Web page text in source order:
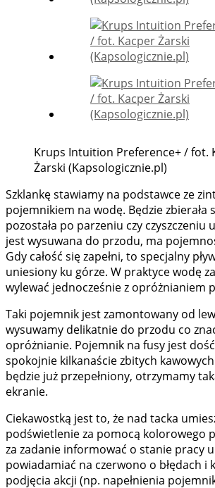
Krups Intuition Preference+ / fot.
Żarski (Kapsologicznie.pl)
Szklankę stawiamy na podstawce ze
pojemnikiem na wodę. Będzie zbierała
pozostała po parzeniu czy czyszczeniu
jest wysuwana do przodu, ma
Gdy całość się zapełni, to specjalny
uniesiony ku górze. W praktyce wodę
wylewać jednocześnie z opróżnianiem
Taki pojemnik jest zamontowany od
wysuwamy delikatnie do przodu co
opróżnianie. Pojemnik na fusy jest
spokojnie kilkanaście zbitych kawowych
będzie już przepełniony, otrzymamy
ekranie.
Ciekawostką jest to, że nad tacka
podświetlenie za pomocą kolorowego
za zadanie informować o stanie pracy
powiadamiać na czerwono o błędach i
podjęcia akcji (np. napełnienia